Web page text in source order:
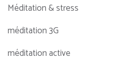
Méditation & stress
méditation 3G
méditation active